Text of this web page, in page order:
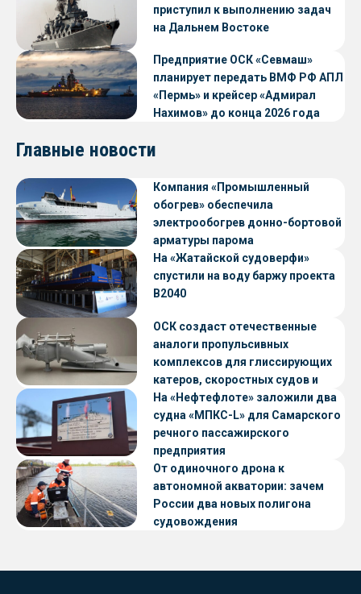
приступил к выполнению задач
на Дальнем Востоке
Предприятие ОСК «Севмаш»
планирует передать ВМФ РФ АПЛ
«Пермь» и крейсер «Адмирал
Нахимов» до конца 2026 года
Главные новости
Компания «Промышленный
обогрев» обеспечила
электрообогрев донно-бортовой
арматуры парома
«Петропавловск» проекта CNF22
На «Жатайской судоверфи»
спустили на воду баржу проекта
В2040
ОСК создаст отечественные
аналоги пропульсивных
комплексов для глиссирующих
катеров, скоростных судов и
судов с малой осадкой
На «Нефтефлоте» заложили два
судна «МПКС-L» для Самарского
речного пассажирского
предприятия
От одиночного дрона к
автономной акватории: зачем
России два новых полигона
судовождения